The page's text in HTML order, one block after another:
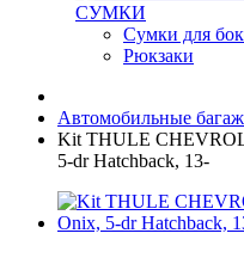
СУМКИ
Сумки для
Рюкзаки
Автомобильные
Kit THULE
5-dr Hatchback, 13-